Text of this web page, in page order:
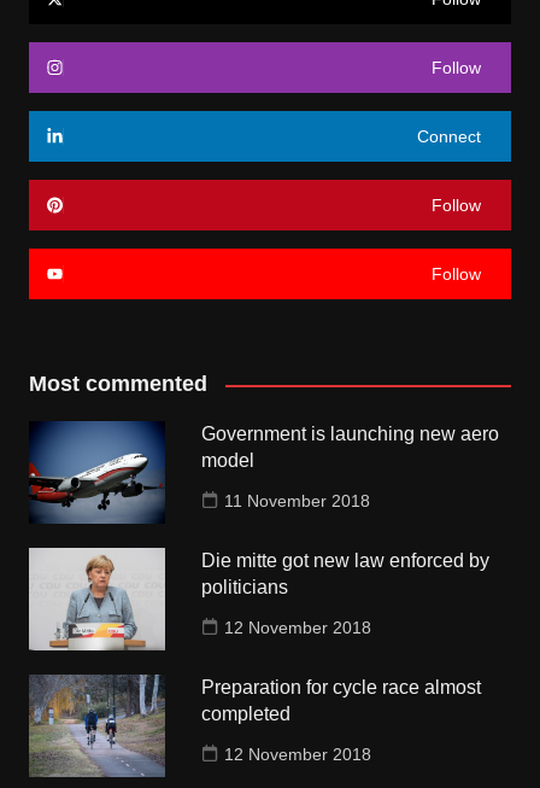
Follow
Connect
Follow
Follow
Most commented
Government is launching new aero
model
11 November 2018
Die mitte got new law enforced by
politicians
12 November 2018
Preparation for cycle race almost
completed
12 November 2018